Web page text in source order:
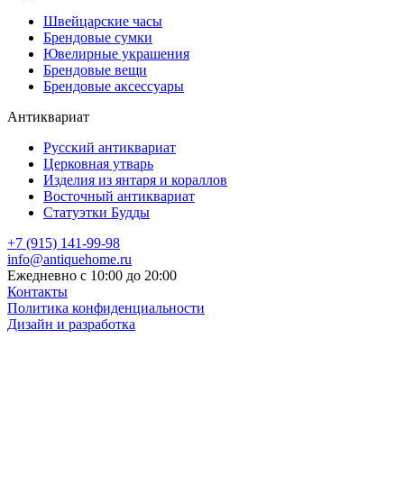
Швейцарские часы
Брендовые сумки
Ювелирные украшения
Брендовые вещи
Брендовые аксессуары
Антиквариат
Русский антиквариат
Церковная утварь
Изделия из янтаря и кораллов
Восточный антиквариат
Статуэтки Будды
+7 (915) 141-99-98
info@antiquehome.ru
Ежедневно с 10:00 до 20:00
Контакты
Политика конфиденциальности
Дизайн и разработка